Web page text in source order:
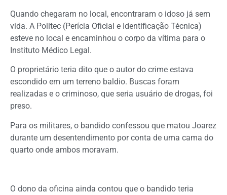
Quando chegaram no local, encontraram o idoso já sem
vida. A Politec (Perícia Oficial e Identificação Técnica)
esteve no local e encaminhou o corpo da vítima para o
Instituto Médico Legal.
O proprietário teria dito que o autor do crime estava
escondido em um terreno baldio. Buscas foram
realizadas e o criminoso, que seria usuário de drogas, foi
preso.
Para os militares, o bandido confessou que matou Joarez
durante um desentendimento por conta de uma cama do
quarto onde ambos moravam.
O dono da oficina ainda contou que o bandido teria